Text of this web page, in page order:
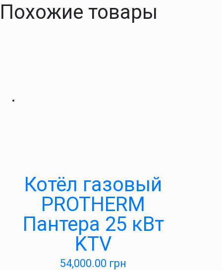
Похожие товары
Котёл газовый
PROTHERM
Пантера 25 кВт
KTV
54,000.00 грн